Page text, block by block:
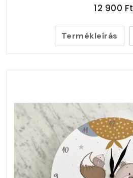
12 900 Ft
Termékleírás